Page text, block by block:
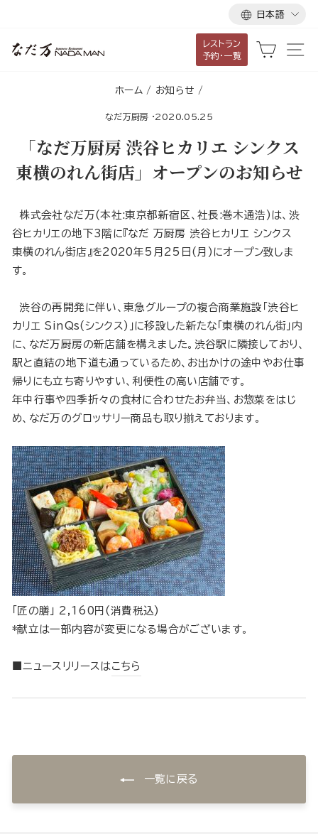
言
語
日本語
レストラン
予約・一覧
カート
ホーム / お知らせ /
なだ万厨房 ·2020.05.25
「なだ万厨房 渋谷ヒカリエ シンクス
東横のれん街店」オープンのお知らせ
株式会社なだ万(本社:東京都新宿区、社長:巻木通浩)は、渋
谷ヒカリエの地下3階に『なだ 万厨房 渋谷ヒカリエ シンクス
東横のれん街店』を2020年5月25日(月)にオープン致しま
す。
渋谷の再開発に伴い、東急グループの複合商業施設「渋谷ヒ
カリエ SinQs(シンクス)」に移設した新たな「東横のれん街」内
に、なだ万厨房の新店舗を構えました。渋谷駅に隣接しており、
駅と直結の地下道も通っているため、お出かけの途中やお仕事
帰りにも立ち寄りやすい、利便性の高い店舗です。
年中行事や四季折々の食材に合わせたお弁当、お惣菜をはじ
め、なだ万のグロッサリー商品も取り揃えております。
「匠の膳」 2,160円(消費税込)
*献立は一部内容が変更になる場合がございます。
■ニュースリリースは こちら
一覧に戻る